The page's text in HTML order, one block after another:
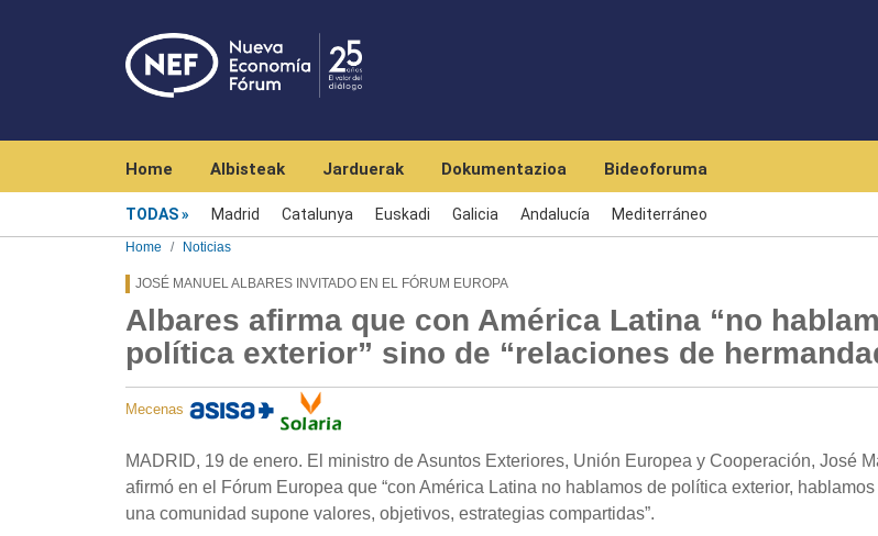
Home Albisteak Jarduerak Dokumentazioa Bideoforuma
TODAS Madrid Catalunya Euskadi Galicia Andalucía Mediterráneo
Home Noticias
JOSÉ MANUEL ALBARES INVITADO EN EL FÓRUM EUROPA
Albares afirma que con América Latina “no
política exterior” sino de “relaciones de
Mecenas
MADRID, 19 de enero. El ministro de Asuntos Exteriores, Unión Europea y Cooperación, José
afirmó en el Fórum Europea que “con América Latina no hablamos de política exterior,
una comunidad supone valores, objetivos, estrategias compartidas”.